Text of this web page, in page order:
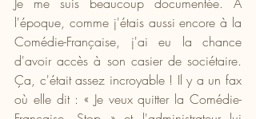
l'époque, comme j'étais aussi encore à la
Comédie-Française, j'ai eu la chance
d'avoir accès à son casier de sociétaire.
Ça, c'était assez incroyable ! Il y a un fax
où elle dit : « Je veux quitter la Comédie-